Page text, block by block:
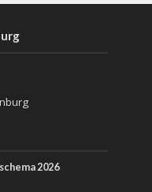
2026